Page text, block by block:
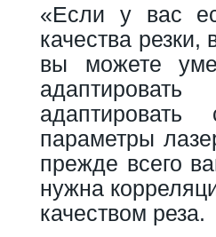
«Если у вас
качества
вы можете
параметры
прежде всего
нужна
качеством реза.